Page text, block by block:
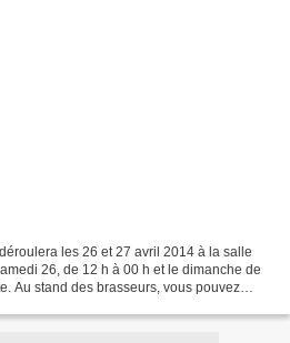
les 26 et 27 avril 2014 à la salle
26, de 12 h à 00 h et le dimanche de
Au stand des brasseurs, vous pouvez